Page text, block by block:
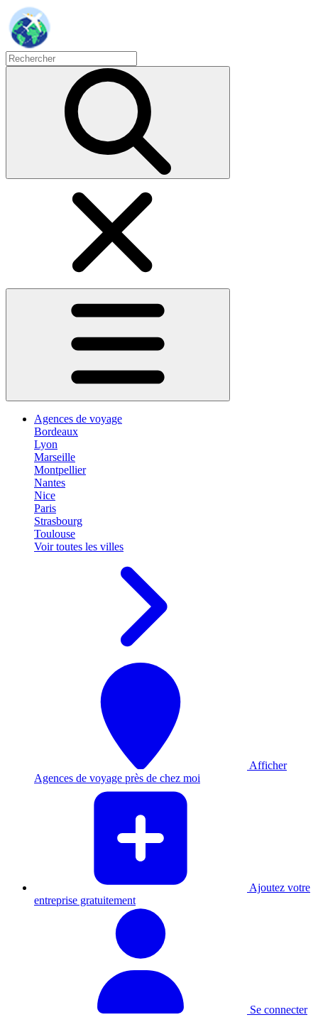
Agences de voyage
Bordeaux
Lyon
Marseille
Montpellier
Nantes
Nice
Paris
Strasbourg
Toulouse
Voir toutes les villes
Afficher
Agences de voyage près de chez moi
Ajoutez votre
entreprise gratuitement
Se connecter